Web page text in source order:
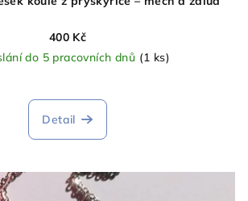
400 Kč
do 5 pracovních dnů (1 ks)
Detail